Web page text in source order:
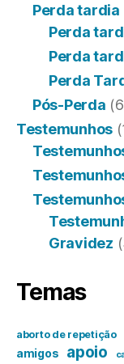
Perda tardia
Perda
Perda
Perda
Pós-Perda
Testemunhos
Gravidez
Temas
aborto de repetição
amigos apoio